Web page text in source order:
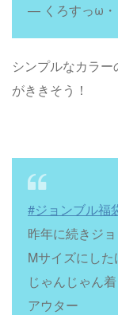
— くろすっω・
シンプルなカラ
がききそう！
#ジョンブル福
昨年に続きジ
Mサイズにし
じゃんじゃん
アウター